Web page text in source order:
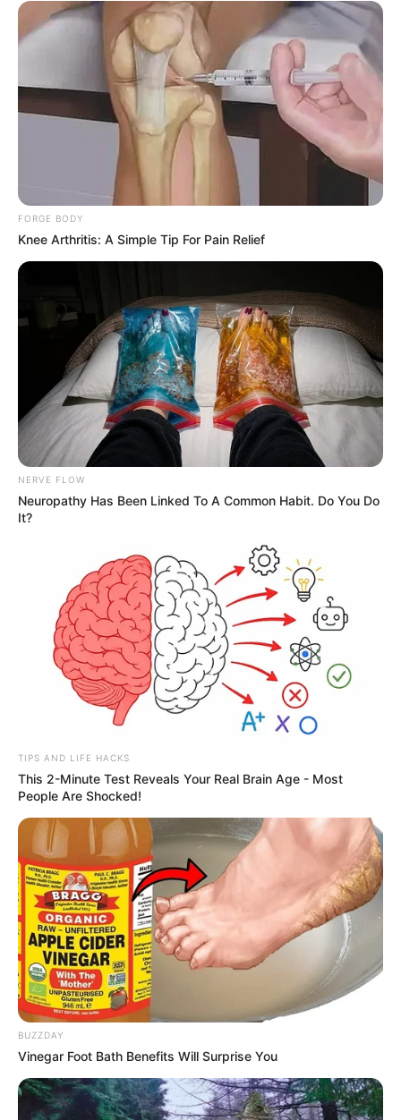
ΤΑΥΤΟΤΗΤΑ ΚΑΙ ΕΠΙΚΟΙΝΩΝΙΑ ΟΡΟΙ ΧΡΗΣΗΣ
FORGE BODY
Knee Arthritis: A Simple Tip For Pain Relief
NERVE FLOW
Neuropathy Has Been Linked To A Common Habit. Do You Do
It?
TIPS AND LIFE HACKS
This 2-Minute Test Reveals Your Real Brain Age - Most
People Are Shocked!
BUZZDAY
Vinegar Foot Bath Benefits Will Surprise You